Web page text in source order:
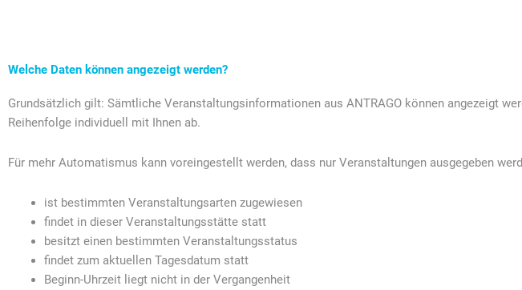
Welche Daten können angezeigt werden?
Grundsätzlich gilt: Sämtliche Veranstaltungsinformationen aus ANTRAGO können angezeigt
Reihenfolge individuell mit Ihnen ab.
Für mehr Automatismus kann voreingestellt werden, dass nur Veranstaltungen ausgegeben
ist bestimmten Veranstaltungsarten zugewiesen
findet in dieser Veranstaltungsstätte statt
besitzt einen bestimmten Veranstaltungsstatus
findet zum aktuellen Tagesdatum statt
Beginn-Uhrzeit liegt nicht in der Vergangenheit